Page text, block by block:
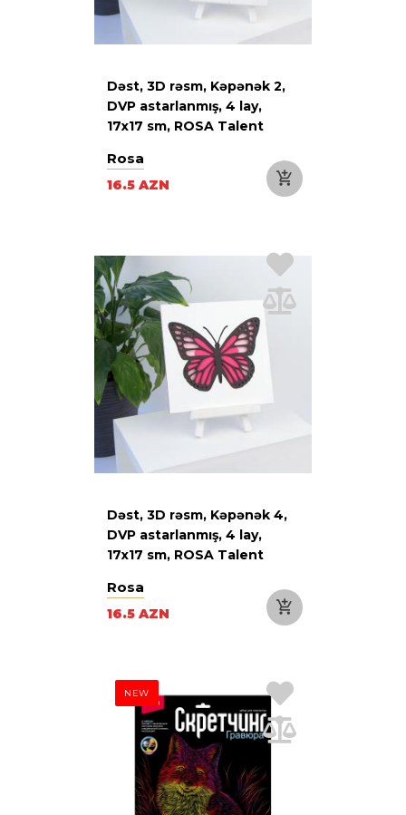
Dəst, 3D rəsm, Kəpənək 2,
DVP astarlanmış, 4 lay,
17х17 sm, ROSA Talent
Rosa
16.5 AZN
Dəst, 3D rəsm, Kəpənək 4,
DVP astarlanmış, 4 lay,
17х17 sm, ROSA Talent
Rosa
16.5 AZN
NEW